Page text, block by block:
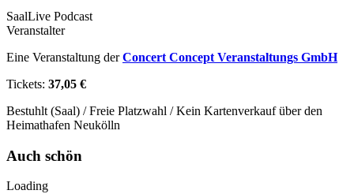
SaalLive Podcast
Veranstalter
Eine Veranstaltung derConcert Concept Veranstaltungs GmbH
Tickets: 37,05 €
Bestuhlt (Saal) / Freie Platzwahl / Kein Kartenverkauf über den
Heimathafen Neukölln
Auch schön
Loading